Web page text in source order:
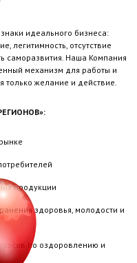
идеального бизнеса:
легитимность, отсутствие
саморазвития. Наша Компания
механизм для работы и
только желание и действие.
продукции
здоровья, молодости и
по оздоровлению и